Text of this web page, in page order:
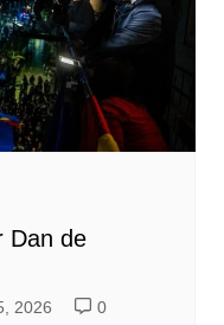
Dan de
2026 0